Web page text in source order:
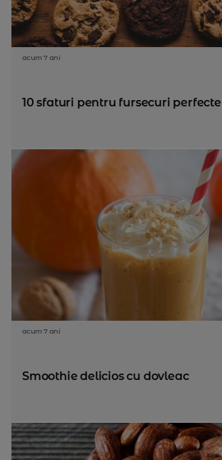
acum 7 ani
10 sfaturi pentru fursecuri perfecte
acum 7 ani
Smoothie delicios cu dovleac